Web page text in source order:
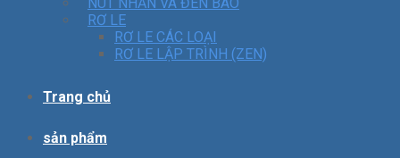
RƠ LE
RƠ LE CÁC LOẠI
RƠ LE LẬP TRÌNH (ZEN)
Trang chủ
sản phẩm